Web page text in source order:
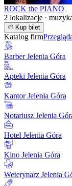
ROCK the PIANO
2 lokalizacje ·
Kup bilet
Katalog firm
Barber Jelenia Góra
Apteki Jelenia Góra
Kantor Jelenia Góra
Notariusz Jelenia
Hotel Jelenia Góra
Kino Jelenia Góra
Weterynarz Jelenia